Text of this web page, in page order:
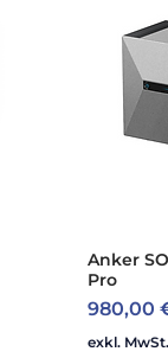
Anker
Pro
Preis
980,00
exkl. MwSt.